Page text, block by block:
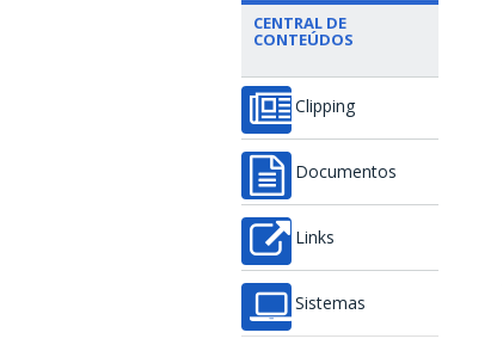
CENTRAL DE
CONTEÚDOS
Clipping
Documentos
Links
Sistemas